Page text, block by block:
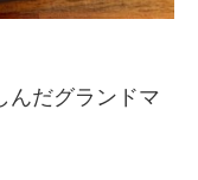
んだグランドマ